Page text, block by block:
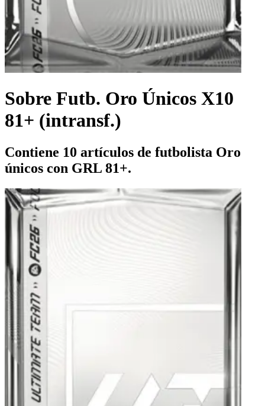
Sobre Futb. Oro Únicos X10
81+ (intransf.)
Contiene 10 artículos de futbolista Oro
únicos con GRL 81+.